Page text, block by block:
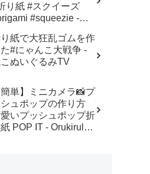
り紙 #スクイーズ
#squeezie -
紙♪
紙で大狂乱ゴムを作
#にゃんこ大戦争 -
ぬいぐるみTV
簡単】ミニカメラ📸プ
シュポップの作り方
いプッシュポップ折
紙 POP IT - Orukirulab